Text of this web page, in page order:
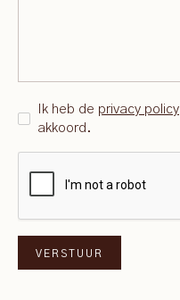
Ik heb de privacy policy
akkoord.